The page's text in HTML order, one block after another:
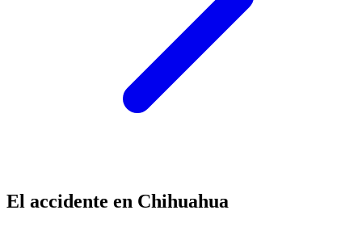
El accidente en Chihuahua